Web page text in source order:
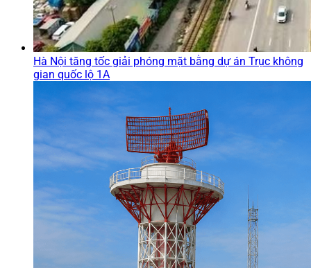
Hà Nội tăng tốc giải phóng mặt bằng dự án Trục không
gian quốc lộ 1A